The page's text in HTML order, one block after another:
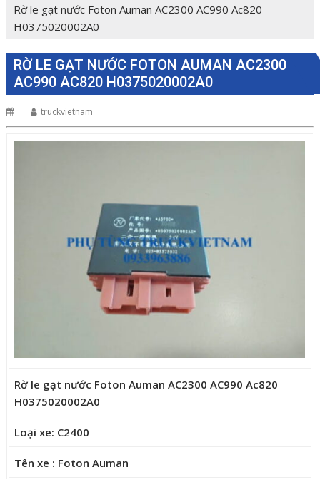
Rờ le gạt nước Foton Auman AC2300 AC990 Ac820
H0375020002A0
RỜ LE GẠT NƯỚC FOTON AUMAN AC2300
AC990 AC820 H0375020002A0
truckvietnam
Rờ le gạt nước Foton Auman AC2300 AC990 Ac820
H0375020002A0
Loại xe: C2400
Tên xe : Foton Auman